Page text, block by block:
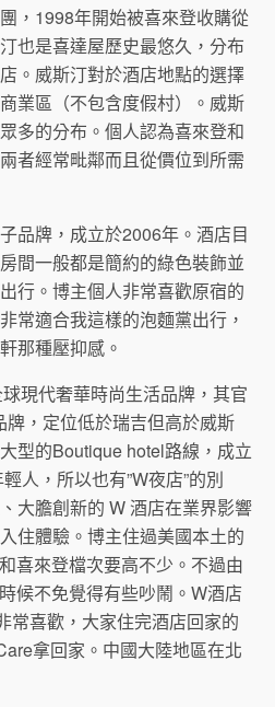
，1998年開始被喜來登收購從
也是喜達屋歷史最悠久，分布
。威斯汀對於酒店地點的選擇
業區（不包含度假村）。威斯
多的分布。個人認為喜來登和
者經常毗鄰而且從價位到所需
品牌，成立於2006年。酒店目
間一般都是簡約的綠色裝飾並
行。博主個人非常喜歡原宿的
常適合我這樣的泡麵黨出行，
那種壓抑感。
現代奢華時尚生活品牌，其官
，定位低於瑞吉但高於威斯
型的Boutique hotel路線，成立
人，所以也有”W夜店”的別
大膽創新的 W 酒店在業界影響
住體驗。博主住過美國本土的
喜來登檔次要高不少。不過由
候不免覺得有些吵鬧。W酒店
常喜歡，大家住完酒店回家的
拿回家。中國大陸地區在北